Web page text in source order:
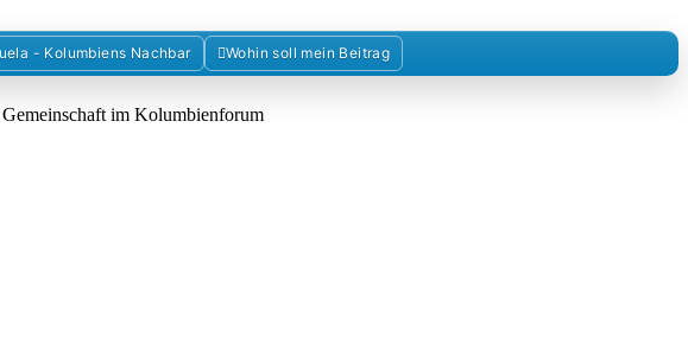
im Kolumbienforum
- Kolumbiens Nachbar Wohin soll mein Beitrag